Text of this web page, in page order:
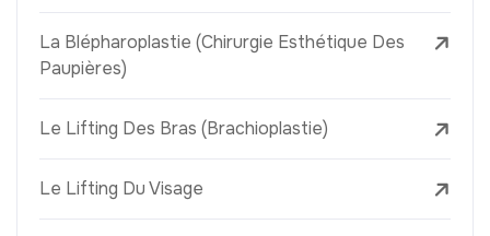
La Blépharoplastie (Chirurgie Esthétique Des
Paupières)
Le Lifting Des Bras (Brachioplastie)
Le Lifting Du Visage